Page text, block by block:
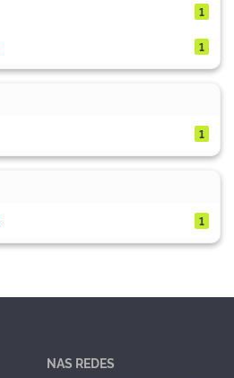
1
1
1
1
NAS REDES